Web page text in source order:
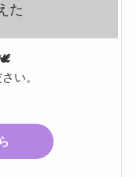
た
🕊️
い。